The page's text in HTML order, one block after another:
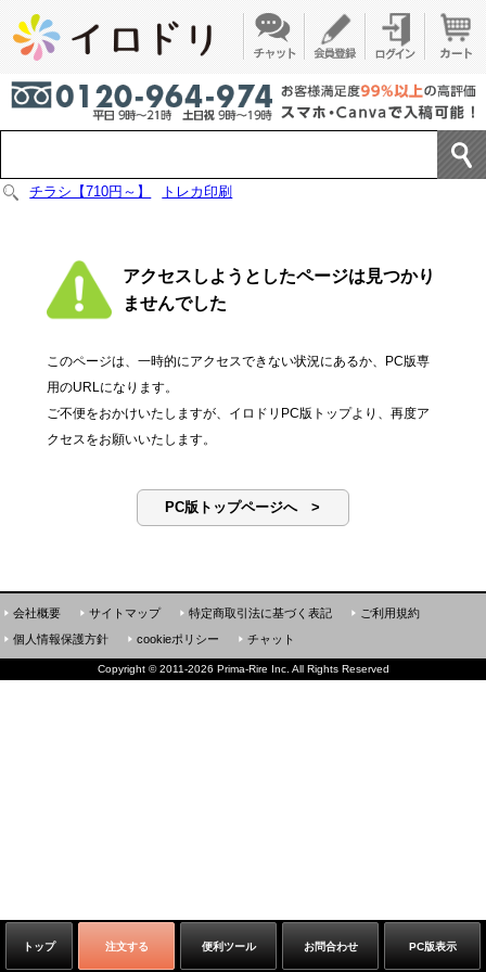
チラシ【710円～】 トレカ印刷
アクセスしようとしたページは見つかり
ませんでした
このページは、一時的にアクセスできない状況にあるか、PC版専
用のURLになります。
ご不便をおかけいたしますが、イロドリPC版トップより、再度ア
クセスをお願いいたします。
PC版トップページへ >
トップ 注文する 便利ツール お問合わせ PC版表示
会社概要 サイトマップ 特定商取引法に基づく表記
ご利用規約
個人情報保護方針
cookieポリシー チャット
Copyright ©2011-2026 Prima-Rire Inc. All Rights Reserved